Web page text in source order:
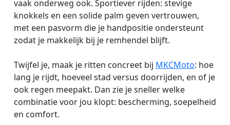
vaak onderweg ook. Sportiever rijden: stevige
knokkels en een solide palm geven vertrouwen,
met een pasvorm die je handpositie ondersteunt
zodat je makkelijk bij je remhendel blijft.
Twijfel je, maak je ritten concreet bij MKCMoto: hoe
lang je rijdt, hoeveel stad versus doorrijden, en of je
ook regen meepakt. Dan zie je sneller welke
combinatie voor jou klopt: bescherming, soepelheid
en comfort.